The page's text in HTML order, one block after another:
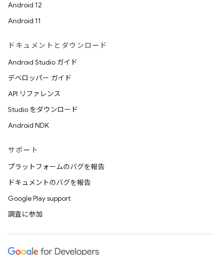
Android 12
Android 11
ドキュメントとダウンロード
Android Studio ガイド
デベロッパー ガイド
API リファレンス
Studio をダウンロード
Android NDK
サポート
プラットフォームのバグを報告
ドキュメントのバグを報告
Google Play support
調査に参加